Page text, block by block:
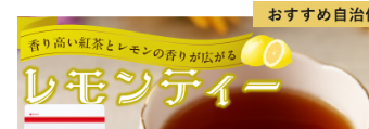
税の対象団体です◆
基準に適合しているとして、総務大臣の
ふるさと納税（寄附）をしますと、個人住